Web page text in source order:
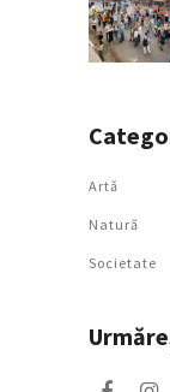
Artǎ
Natură
Societate